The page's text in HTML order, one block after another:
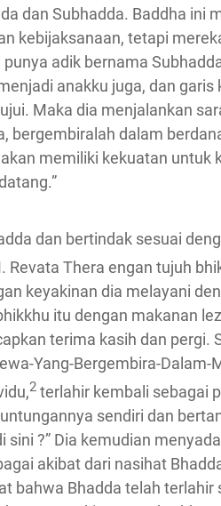
dan Subhadda. Baddha ini
kebijaksanaan, tetapi
adik bernama
anakku juga, dan
Maka dia menjalankan
bergembiralah dalam
memiliki kekuatan untuk
dan bertindak sesuai
Revata Thera engan tujuh
keyakinan dia melayani
itu dengan makanan
terima kasih dan pergi.
Yang-Bergembira-Dalam-
2 terlahir kembali sebagai
sendiri dan
?” Dia kemudian
akibat dari nasihat
bahwa Bhadda telah